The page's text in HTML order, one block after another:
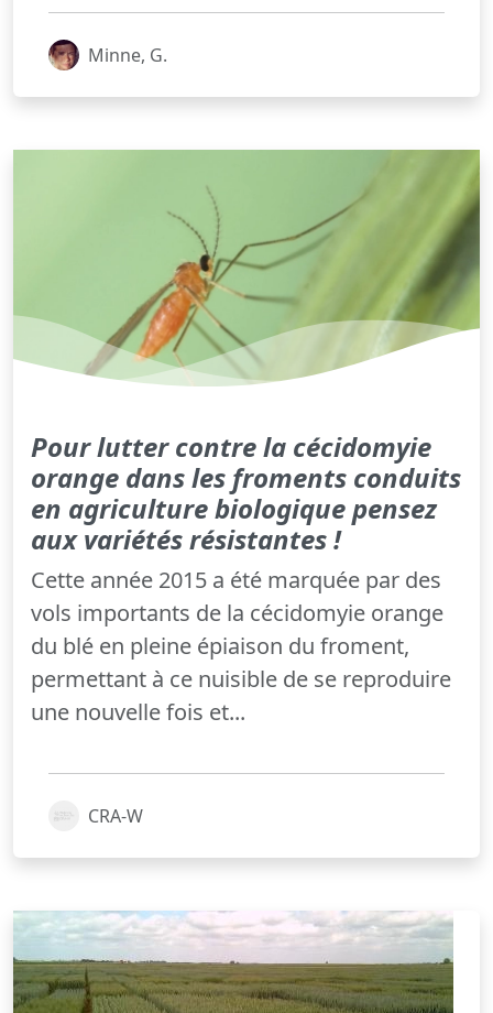
Minne, G.
Pour lutter contre la cécidomyie
orange dans les froments conduits
en agriculture biologique pensez
aux variétés résistantes !
Cette année 2015 a été marquée par des
vols importants de la cécidomyie orange
du blé en pleine épiaison du froment,
permettant à ce nuisible de se reproduire
une nouvelle fois et...
CRA-W